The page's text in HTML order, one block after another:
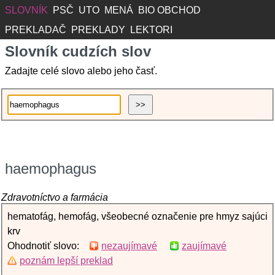
SLOVNÍK PSČ UTO MENÁ
BIO OBCHOD
PREKLADAČ
PREKLADY LEKTORI
Slovník cudzích slov
Zadajte celé slovo alebo jeho časť.
haemophagus
Zdravotníctvo a farmácia
hematofág, hemofág, všeobecné označenie pre hmyz sajúci
krv
Ohodnotiť slovo:
nezaujímavé
zaujímavé
poznám lepší preklad